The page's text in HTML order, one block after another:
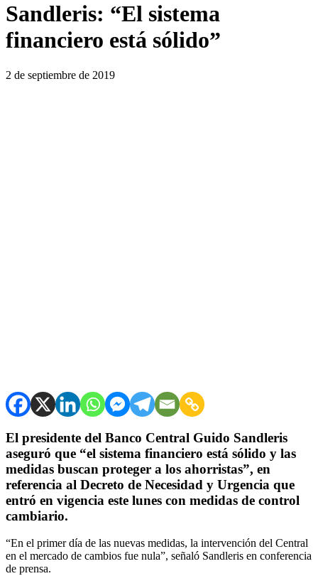
Sandleris: “El sistema
financiero está sólido”
2 de septiembre de 2019
El presidente del Banco Central Guido Sandleris
aseguró que “el sistema financiero está sólido y las
medidas buscan proteger a los ahorristas”, en
referencia al Decreto de Necesidad y Urgencia que
entró en vigencia este lunes con medidas de control
cambiario.
“En el primer día de las nuevas medidas, la intervención del Central
en el mercado de cambios fue nula”, señaló Sandleris en conferencia
de prensa.